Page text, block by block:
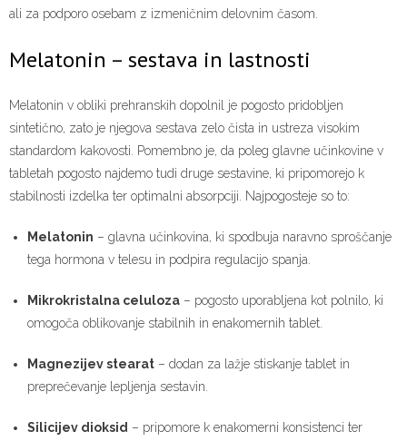
ali za podporo osebam z izmeničnim delovnim časom.
Melatonin – sestava in lastnosti
Melatonin v obliki prehranskih dopolnil je pogosto pridobljen
sintetično, zato je njegova sestava zelo čista in ustreza visokim
standardom kakovosti. Pomembno je, da poleg glavne učinkovine v
tabletah pogosto najdemo tudi druge sestavine, ki pripomorejo k
stabilnosti izdelka ter optimalni absorpciji. Najpogosteje so to:
Melatonin – glavna učinkovina, ki spodbuja naravno sproščanje
tega hormona v telesu in podpira regulacijo spanja.
Mikrokristalna celuloza – pogosto uporabljena kot polnilo, ki
omogoča oblikovanje stabilnih in enakomernih tablet.
Magnezijev stearat – dodan za lažje stiskanje tablet in
preprečevanje lepljenja sestavin.
Silicijev dioksid – pripomore k enakomerni konsistenci ter